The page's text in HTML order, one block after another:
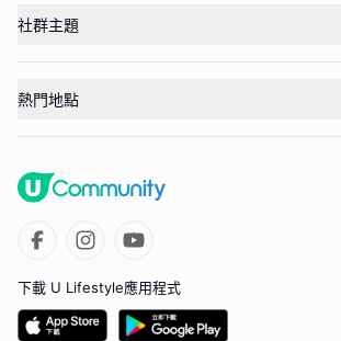
社群主題
熱門地點
下載 U Lifestyle應用程式